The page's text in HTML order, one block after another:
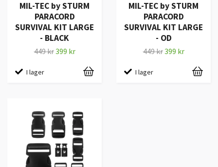
MIL-TEC by STURM
PARACORD
SURVIVAL KIT LARGE
- BLACK
449 kr399 kr
I lager
MIL-TEC by STURM
PARACORD
SURVIVAL KIT LARGE
- OD
449 kr399 kr
I lager